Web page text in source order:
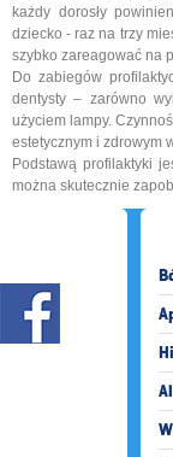
każdy dorosły
dziecko - raz na trzy
szybko zareagować na
Do zabiegów
dentysty – zarówno
użyciem lampy.
estetycznym i zdrowym
Podstawą profilaktyki
można skutecznie